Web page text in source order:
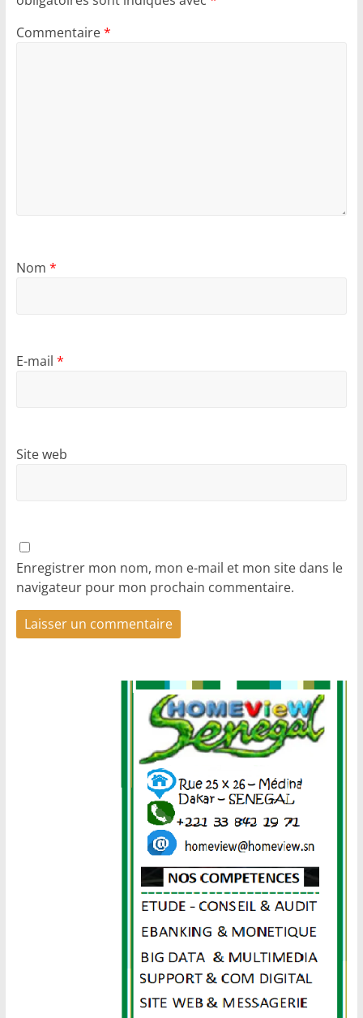
Commentaire*
Nom *
E-mail *
Site web
Enregistrer mon nom, mon e-mail et mon site dans le
navigateur pour mon prochain commentaire.